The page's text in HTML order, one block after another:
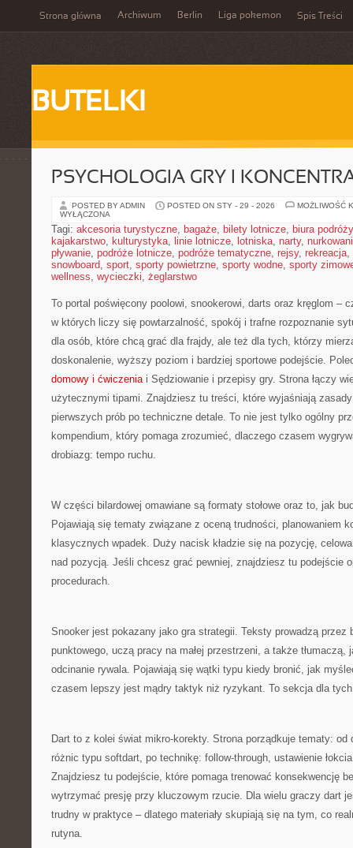
Strona główna Archiwum Berlin Liga pokemon Spis Treści
BUTELKI
PSYCHOLOGIA GRY I
POSTED BY ADMIN POSTED ON STY - 29 - 2026
MOŻLIWOŚĆ
WYŁĄCZONA
Tagi: akcesoria turystyczne, bagaże, bilety lotnicze, biura podróży
kajakarstwo, kulturystyka, linie lotnicze, lotniska, narty,
pływanie, podróże lotnicze, podróże tematyczne, rejsy, rekreacja,
snowboard, sport, sporty powietrzne, sporty wodne, sporty
wellness, wycieczki, żeglarstwo
To portal poświęcony poolowi, snookerowi, darts oraz kręglom –
w których liczy się powtarzalność, spokój i trafne rozpoznanie
dla osób, które chcą grać dla frajdy, ale też dla tych, którzy
doskonalenie, wyższy poziom i bardziej sportowe podejście.
domowy i ćwiczeniai Sędziowanie i przepisy gry. Strona łączy
użytecznymi tipami. Znajdziesz tu treści, które wyjaśniają
pierwszych prób po techniczne detale. To nie jest tylko ogólny
kompendium, który pomaga zrozumieć, dlaczego czasem
drobiazg: tempo ruchu.
W części bilardowej omawiane są formaty stołowe oraz to, jak
Pojawiają się tematy związane z oceną trudności, planowaniem
klasycznych wpadek. Duży nacisk kładzie się na pozycję,
nad pozycją. Jeśli chcesz grać pewniej, znajdziesz tu podejście
procedurach.
Snooker jest pokazany jako gra strategii. Teksty prowadzą przez
punktowego, uczą pracy na małej przestrzeni, a także tłumaczą,
odcinanie rywala. Pojawiają się wątki typu kiedy bronić, jak
czasem lepszy jest mądry taktyk niż ryzykant. To sekcja dla
Dart to z kolei świat mikro-korekty. Strona porządkuje tematy: od
różnic typu softdart, po technikę: follow-through, ustawienie
Znajdziesz tu podejście, które pomaga trenować konsekwencję
wytrzymać presję przy kluczowym rzucie. Dla wielu graczy dart
trudny w praktyce – dlatego materiały skupiają się na tym, co
rutyna.